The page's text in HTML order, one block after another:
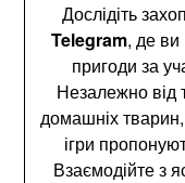
Дослідіть
Telegram, де ви
пригоди за
Незалежно від
домашніх тварин,
ігри
Взаємодійте з